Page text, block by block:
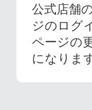
公式店舗
ジのログ
ページの
になりま